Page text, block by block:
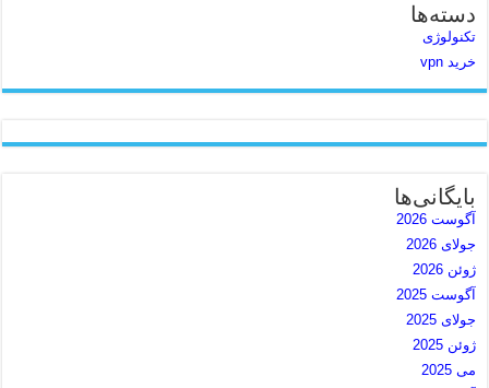
دسته‌ها
تکنولوژی
خرید vpn
بایگانی‌ها
آگوست 2026
جولای 2026
ژوئن 2026
آگوست 2025
جولای 2025
ژوئن 2025
می 2025